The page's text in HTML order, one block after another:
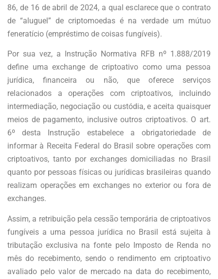
86, de 16 de abril de 2024, a qual esclarece que o contrato
de “aluguel” de criptomoedas é na verdade um mútuo
feneratício (empréstimo de coisas fungíveis).
Por sua vez, a Instrução Normativa RFB nº 1.888/2019
define uma exchange de criptoativo como uma pessoa
jurídica, financeira ou não, que oferece serviços
relacionados a operações com criptoativos, incluindo
intermediação, negociação ou custódia, e aceita quaisquer
meios de pagamento, inclusive outros criptoativos. O art.
6º desta Instrução estabelece a obrigatoriedade de
informar à Receita Federal do Brasil sobre operações com
criptoativos, tanto por exchanges domiciliadas no Brasil
quanto por pessoas físicas ou jurídicas brasileiras quando
realizam operações em exchanges no exterior ou fora de
exchanges.
Assim, a retribuição pela cessão temporária de criptoativos
fungíveis a uma pessoa jurídica no Brasil está sujeita à
tributação exclusiva na fonte pelo Imposto de Renda no
mês do recebimento, sendo o rendimento em criptoativo
avaliado pelo valor de mercado na data do recebimento,